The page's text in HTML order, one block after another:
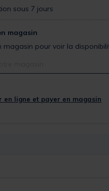
sous 7 jours
magasin
magasin pour voir la
en ligne et payer en magasin